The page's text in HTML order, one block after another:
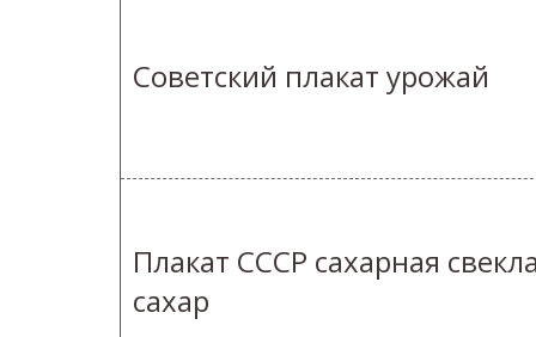
Советский плакат урожай
Плакат СССР сахарная
сахар